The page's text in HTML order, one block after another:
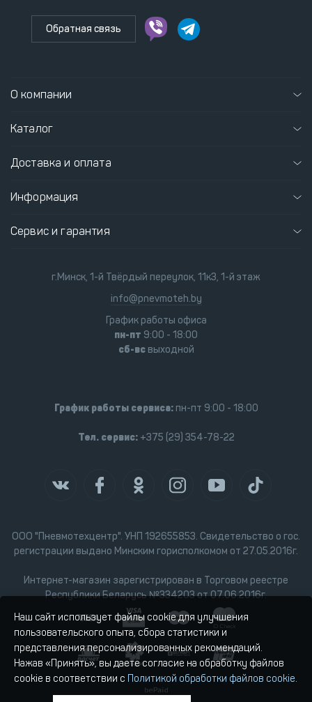
Обратная связь
О компании
Каталог
Доставка и оплата
Информация
Сервис и гарантия
ООО "Пневмотехцентр". УНП 192655853. Свидетельство о гос.
регистрации выдано Минским горисполкомом от 27.05.2016г.
Интернет-магазин зарегистрирован в Торговом реестре
Республики Беларусь №334203 от 07.06.2016г.
г.Минск, 1-й Твёрдый переулок, 11к3, 1-й этаж
info@pnevmoteh.by
График работы офиса
пн-пт 9:00 - 18:00
сб-всвыходной
График работы сервиса:пн-пт 9:00 - 18:00
Тел. сервис:+375 (29) 354-78-22
Наш сайт использует файлы cookie для улучшения
пользовательского опыта, сбора статистики и
представления персонализированных рекомендаций.
Нажав «Принять», вы даете согласие на обработку файлов
cookie в соответствии с Политикой обработки файлов cookie.